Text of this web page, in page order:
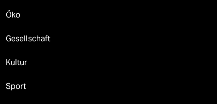
Öko
Gesellschaft
Kultur
Sport